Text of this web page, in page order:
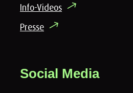
Info-Videos
Presse
Social Media